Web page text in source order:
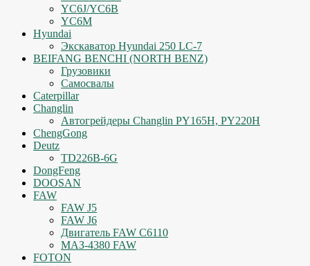
YC6J/YC6B
YC6M
Hyundai
Экскаватор Hyundai 250 LC-7
BEIFANG BENCHI (NORTH BENZ)
Грузовики
Самосвалы
Caterpillar
Changlin
Автогрейдеры Changlin PY165H, PY220H
ChengGong
Deutz
TD226B-6G
DongFeng
DOOSAN
FAW
FAW J5
FAW J6
Двигатель FAW C6110
МАЗ-4380 FAW
FOTON